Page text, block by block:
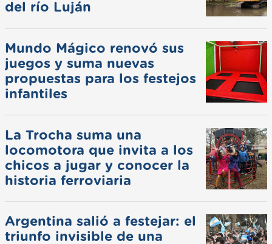
del río Luján
Mundo Mágico renovó sus
juegos y suma nuevas
propuestas para los festejos
infantiles
La Trocha suma una
locomotora que invita a los
chicos a jugar y conocer la
historia ferroviaria
Argentina salió a festejar: el
triunfo invisible de una